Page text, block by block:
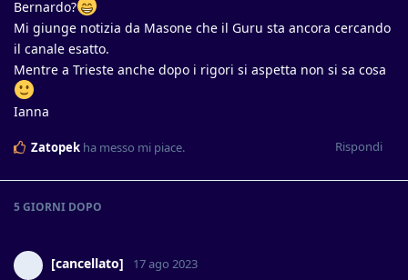
Bernardo?
Mi giunge notizia da Masone che il Guru sta ancora cercando
il canale esatto.
Mentre a Trieste anche dopo i rigori si aspetta non si sa cosa
Ianna
Rispondi
Zatopek ha messo mi piace.
5 GIORNI DOPO
[cancellato] 17 ago 2023